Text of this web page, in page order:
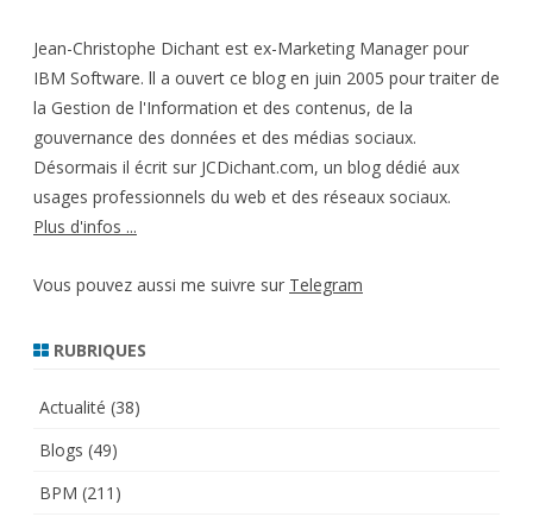
Jean-Christophe Dichant est ex-Marketing Manager pour
IBM Software. ll a ouvert ce blog en juin 2005 pour traiter de
la Gestion de l'Information et des contenus, de la
gouvernance des données et des médias sociaux.
Désormais il écrit sur JCDichant.com, un blog dédié aux
usages professionnels du web et des réseaux sociaux.
Plus d'infos ...
Vous pouvez aussi me suivre sur Telegram
RUBRIQUES
Actualité (38)
Blogs (49)
BPM (211)